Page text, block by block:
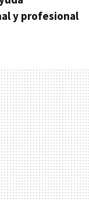
y profesional